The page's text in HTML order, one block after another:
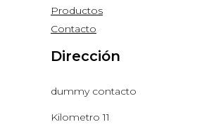
Productos
Contacto
Dirección
dummy contacto
Kilometro 11